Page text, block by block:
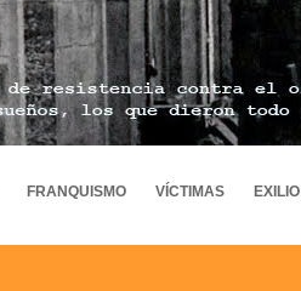
FRANQUISMO VÍCTIMAS EXILIO